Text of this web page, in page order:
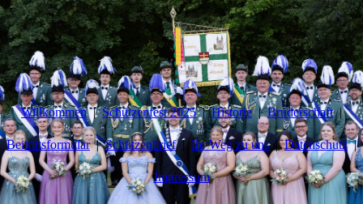
Willkommen Schützenfest 2025 Historie Bruderschaft
Beitrittsformular Schützenbrief Ihr Weg zu uns Datenschutz
Impressum